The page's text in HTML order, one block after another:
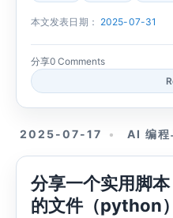
本文发表日期： 2025-07-31
分享0 Comments
2025-07-17 AI 编程
分享一个实用脚
的文件（python）